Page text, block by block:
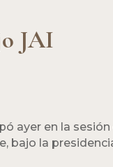
JAI
ayer en la
bajo la